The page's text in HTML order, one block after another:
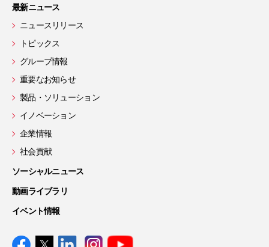
最新ニュース
ニュースリリース
トピックス
グループ情報
重要なお知らせ
製品・ソリューション
イノベーション
企業情報
社会貢献
ソーシャルニュース
動画ライブラリ
イベント情報